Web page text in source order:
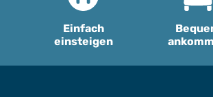
Einfach
einsteigen